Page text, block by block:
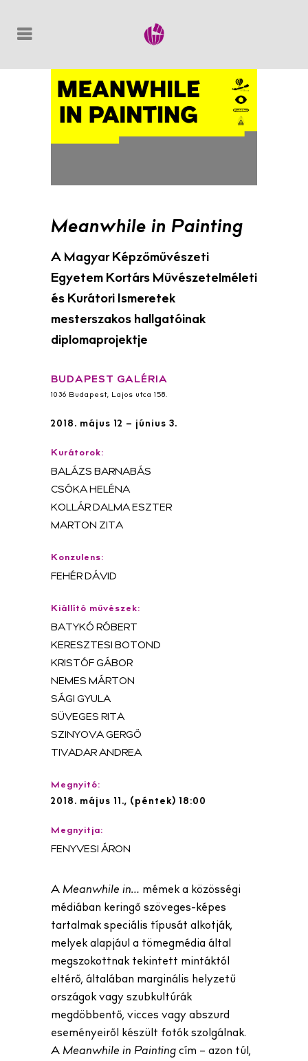
Meanwhile in Painting
A Magyar Képzőművészeti
Egyetem Kortárs Művészetelméleti
és Kurátori Ismeretek
mesterszakos hallgatóinak
diplomaprojektje
BUDAPEST GALÉRIA
1036 Budapest, Lajos utca 158.
2018. május 12 – június 3.
Kurátorok:
BALÁZS BARNABÁS
CSÓKA HELÉNA
KOLLÁR DALMA ESZTER
MARTON ZITA
Konzulens:
FEHÉR DÁVID
Kiállító művészek:
BATYKÓ RÓBERT
KERESZTESI BOTOND
KRISTÓF GÁBOR
NEMES MÁRTON
SÁGI GYULA
SÜVEGES RITA
SZINYOVA GERGŐ
TIVADAR ANDREA
Megnyitó:
2018. május 11., (péntek) 18:00
Megnyitja:
FENYVESI ÁRON
A Meanwhile in… mémek a közösségi
médiában keringő szöveges-képes
tartalmak speciális típusát alkotják,
melyek alapjául a tömegmédia által
megszokottnak tekintett mintáktól
eltérő, általában marginális helyzetű
országok vagy szubkultúrák
megdöbbentő, vicces vagy abszurd
eseményeiről készült fotók szolgálnak.
A Meanwhile in Painting cím – azon túl,